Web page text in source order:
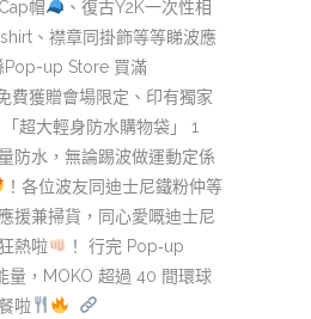
帽
、復古Y2K一次性相
、襟章同掛飾等等睇波應
Pop-up Store 買滿
費獲贈會場限定、印有獨家
超大輕身防水購物袋」 1
防水，無論踢波做運動定係
！各位波友同迪士尼鐵粉仲等
援兼掃貨，同心愛嘅迪士尼
熱啦
！ 行完 Pop‑up
量，MOKO 超過 40 間環球
啦